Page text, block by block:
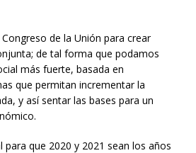
de la Unión para crear
de tal forma que podamos
más fuerte, basada en
que permitan incrementar la
y así sentar las bases para un
para que 2020 y 2021 sean los años